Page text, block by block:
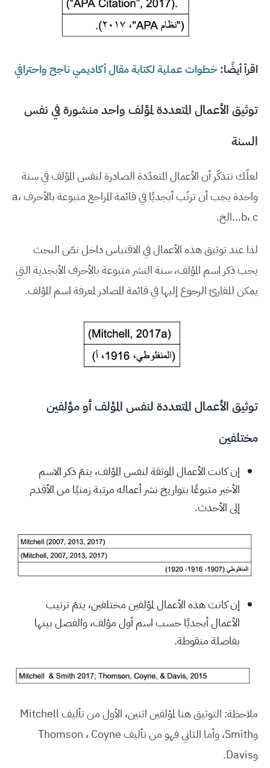
اقرأ أيضًا:خطوات عملية لكتابة مقال أكاديمي ناجح واحترافي
توثيق الأعمال المتعددة لمؤلف واحد منشورة في نفس
السنة
لعلّك تتذكّر أن الأعمال المتعدّدة الصادرة لنفس المؤلف في سنة
واحدة يجب أن ترتّب أبجديًا في قائمة المراجع متبوعة بالأحرف a،
b، c...الخ.
لذا عند توثيق هذه الأعمال في الاقتباس داخل نصّ البحث
يجب ذكر اسم المؤلف، سنة النشر متبوعة بالأحرف الأبجدية التي
يمكن للقارئ الرجوع إليها في قائمة المصادر لمعرفة اسم المؤلف.
توثيق الأعمال المتعددة لنفس المؤلف أو مؤلفين
مختلفين
إن كانت الأعمال الموثقة لنفس المؤلف، يتمّ ذكر الاسم
الأخير متبوعًا بتواريخ نشر أعماله مرتبة زمنيًا من الأقدم
إلى الأحدث.
إن كانت هذه الأعمال لمؤلفين مختلفين، يتمّ ترتيب
الأعمال أبجديًا حسب اسم أول مؤلف، والفصل بينها
بفاصلة منقوطة.
ملاحظة: التوثيق هنا لمؤلفين اثنين، الأول من تأليف Mitchell
وSmith، وأما الثاني فهو من تأليف Thomson ، Coyne
وDavis.